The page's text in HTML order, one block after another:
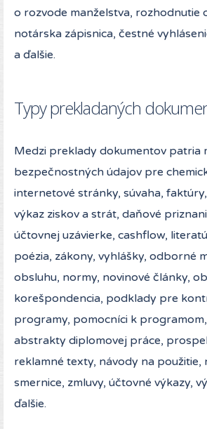
o rozvode manželstva, rozhodnutie
notárska zápisnica, čestné
a ďalšie.
Typy prekladaných
Medzi preklady dokumentov patria
bezpečnostných údajov pre
internetové stránky, súvaha,
výkaz ziskov a strát, daňové
účtovnej uzávierke, cashflow,
poézia, zákony, vyhlášky, odborné
obsluhu, normy, novinové články,
korešpondencia, podklady pre
programy, pomocníci k
abstrakty diplomovej práce,
reklamné texty, návody na použitie,
smernice, zmluvy, účtovné výkazy,
ďalšie.